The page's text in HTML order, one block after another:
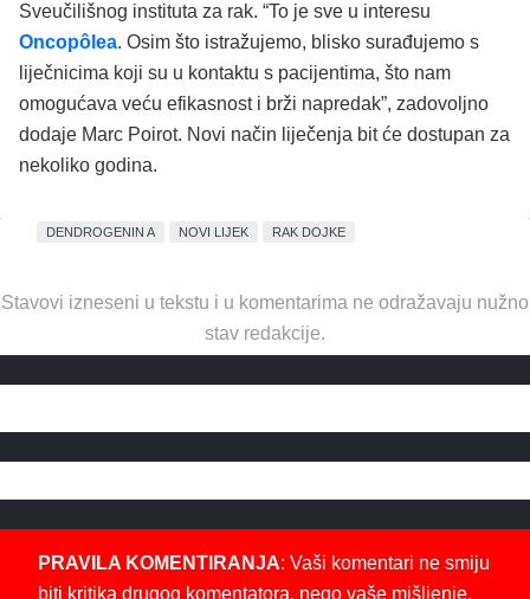
Sveučilišnog instituta za rak. “To je sve u interesu
Oncopôlea. Osim što istražujemo, blisko surađujemo s
liječnicima koji su u kontaktu s pacijentima, što nam
omogućava veću efikasnost i brži napredak”, zadovoljno
dodaje Marc Poirot. Novi način liječenja bit će dostupan za
nekoliko godina.
DENDROGENIN A NOVI LIJEK RAK DOJKE
Stavovi izneseni u tekstu i u komentarima ne odražavaju nužno
stav redakcije.
PRAVILA KOMENTIRANJA: Vaši komentari ne smiju
biti kritika drugog komentatora, nego vaše mišljenje,